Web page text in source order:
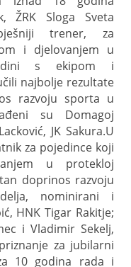
ŽRK Sloga Sveta
trener, za
i djelovanjem u
s ekipom i
najbolje rezultate
razvoju sporta u
su Domagoj
JK Sakura.U
za pojedince koji
u protekloj
doprinos razvoju
nominirani i
HNK Tigar Rakitje;
i Vladimir Sekelj,
za jubilarni
10 godina rada i